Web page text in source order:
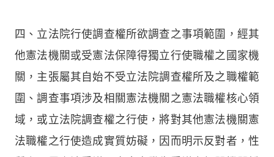
四、立法院行使調查權所欲調查之事項範圍，經其
他憲法機關或受憲法保障得獨立行使職權之國家機
關，主張屬其自始不受立法院調查權所及之職權範
圍、調查事項涉及相關憲法機關之憲法職權核心領
域，或立法院調查權之行使，將對其他憲法機關憲
法職權之行使造成實質妨礙，因而明示反對者，性